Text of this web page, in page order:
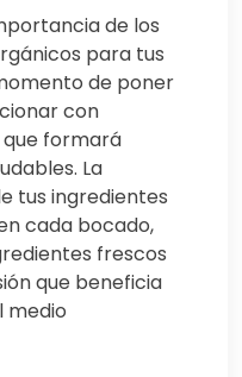
de los
para tus
de poner
con
formará
La
tus ingredientes
cada bocado,
frescos
que beneficia
medio